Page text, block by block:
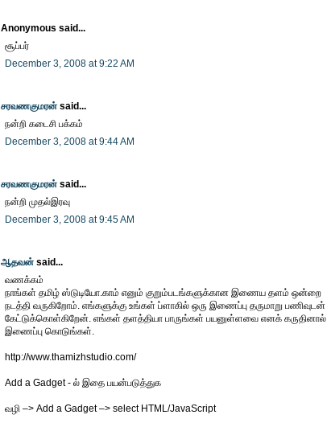
Anonymous said...
சூப்பர்
December 3, 2008 at 9:22 AM
சரவணகுமரன் said...
நன்றி கடைசி பக்கம்
December 3, 2008 at 9:44 AM
சரவணகுமரன் said...
நன்றி முதல்இரவு
December 3, 2008 at 9:45 AM
ஆதவன் said...
வணக்கம்
நாங்கள் தமிழ் ஸ்டுடியோ.காம் எனும் குறும்படங்களுக்கான இணைய தளம் ஒன்றை
நடத்தி வருகிறோம். எங்களுக்கு உங்கள் ப்ளாகில் ஒரு இணைப்பு தருமாறு பணிவுடன்
கேட்டுக்கொள்கிறேன். எங்கள் தளத்தியா பாருங்கள் பயனுள்ளவை எனக் கருதினால்
இணைப்பு கொடுங்கள்.
http://www.thamizhstudio.com/
Add a Gadget - ல் இதை பயன்படுத்துக
வழி –> Add a Gadget –> select HTML/JavaScript